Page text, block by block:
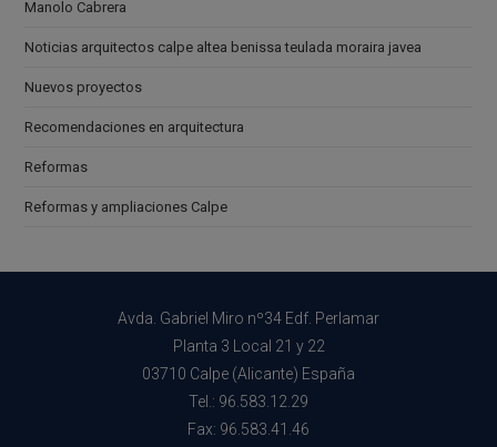
Manolo Cabrera
Noticias arquitectos calpe altea benissa teulada moraira javea
Nuevos proyectos
Recomendaciones en arquitectura
Reformas
Reformas y ampliaciones Calpe
Avda. Gabriel Miro nº34 Edf. Perlamar
Planta 3 Local 21 y 22
03710 Calpe (Alicante) España
Tel.: 96.583.12.29
Fax: 96.583.41.46